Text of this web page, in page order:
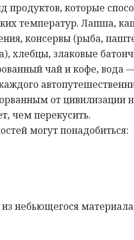
продуктов, которые
температур. Лапша,
консервы (рыба,
хлебцы, злаковые
чай и кофе, вода
от цивилизации
чем перекусить.
могут понадобиться:
небьющегося